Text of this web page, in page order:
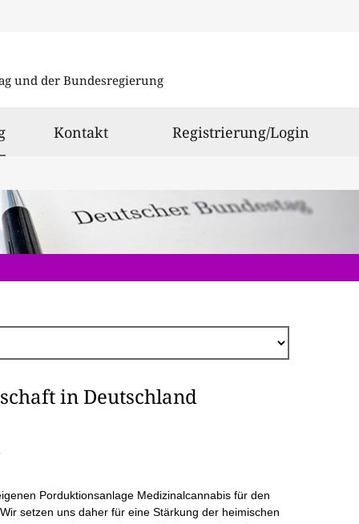
und der Bundesregierung
ausgewählt
Kontakt Registrierung/Login
in Deutschland
Porduktionsanlage Medizinalcannabis für den
setzen uns daher für eine Stärkung der heimischen